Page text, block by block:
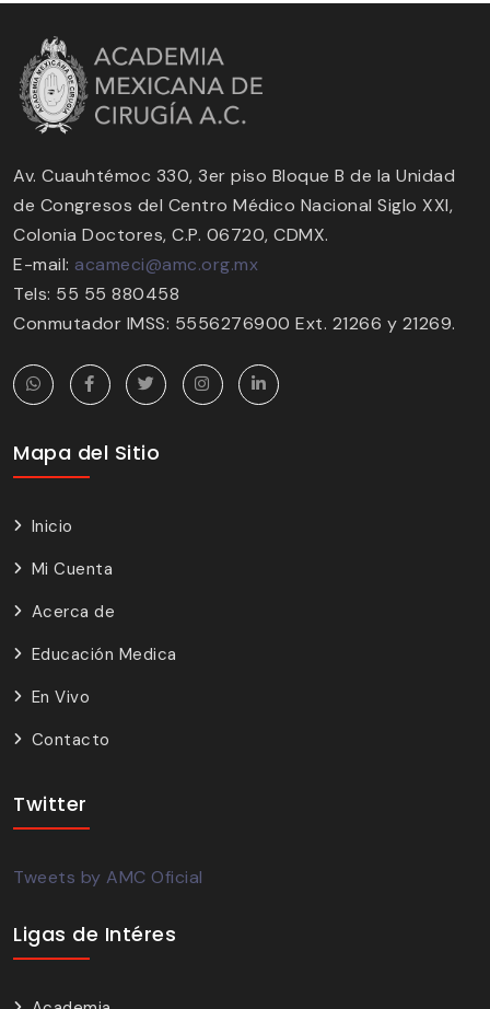
Av. Cuauhtémoc 330, 3er piso Bloque B de la Unidad
de Congresos del Centro Médico Nacional Siglo XXI,
Colonia Doctores, C.P. 06720, CDMX.
E-mail: acameci@amc.org.mx
Tels: 55 55 880458
Conmutador IMSS: 5556276900 Ext. 21266 y 21269.
Mapa del Sitio
Inicio
Mi Cuenta
Acerca de
Educación Medica
En Vivo
Contacto
Twitter
Tweets by AMC Oficial
Ligas de Intéres